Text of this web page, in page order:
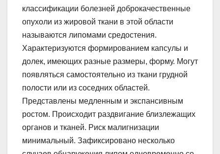
классификации болезней доброкачественные
опухоли из жировой ткани в этой области
называются липомами средостения.
Характеризуются формированием капсулы и
долек, имеющих разные размеры, форму. Могут
появляться самостоятельно из ткани грудной
полости или из соседних областей.
Представлены медленным и экспансивным
ростом. Происходит раздвигание близлежащих
органов и тканей. Риск малигнизации
минимальный. Зафиксировано несколько